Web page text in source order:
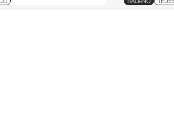
seguire